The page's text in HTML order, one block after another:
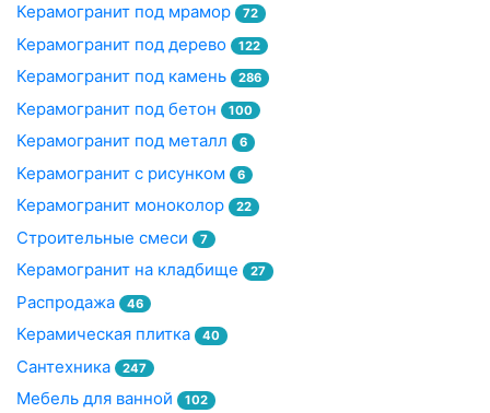
Керамогранит под мрамор 72
Керамогранит под дерево 122
Керамогранит под камень 286
Керамогранит под бетон 100
Керамогранит под металл 6
Керамогранит с рисунком 6
Керамогранит моноколор 22
Строительные смеси 7
Керамогранит на кладбище 27
Распродажа 46
Керамическая плитка 40
Сантехника 247
Мебель для ванной 102